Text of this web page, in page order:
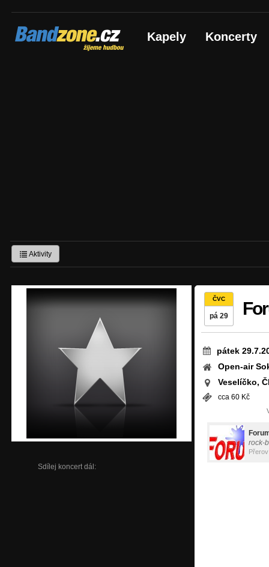
Bandzone.cz
žijeme hudbou Kapely Koncerty
Aktivity
Sdílej koncert dál:
ČVC
pá 29
pátek
Open-air
Veselíčko,
cca 60 Kč
rock-
Přerov